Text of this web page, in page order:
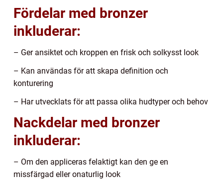
Fördelar med bronzer
inkluderar:
– Ger ansiktet och kroppen en frisk och solkysst look
– Kan användas för att skapa definition och
konturering
– Har utvecklats för att passa olika hudtyper och behov
Nackdelar med bronzer
inkluderar:
– Om den appliceras felaktigt kan den ge en
missfärgad eller onaturlig look